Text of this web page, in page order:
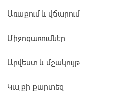
Առաքում և վճարում
Միջոցառումներ
Արվեստ և մշակույթ
Կայքի քարտեզ